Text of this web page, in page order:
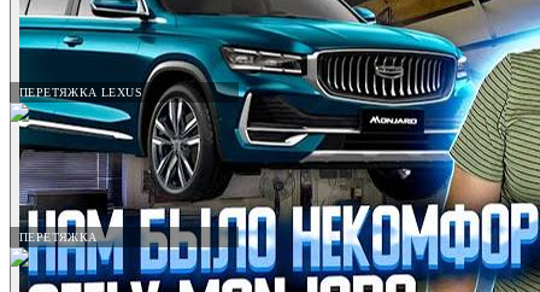
ПЕРЕТЯЖКА LEXUS
ПЕРЕТЯЖКА